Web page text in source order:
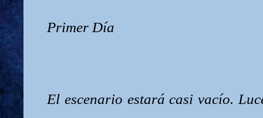
Primer Día
El escenario estará casi vacío.